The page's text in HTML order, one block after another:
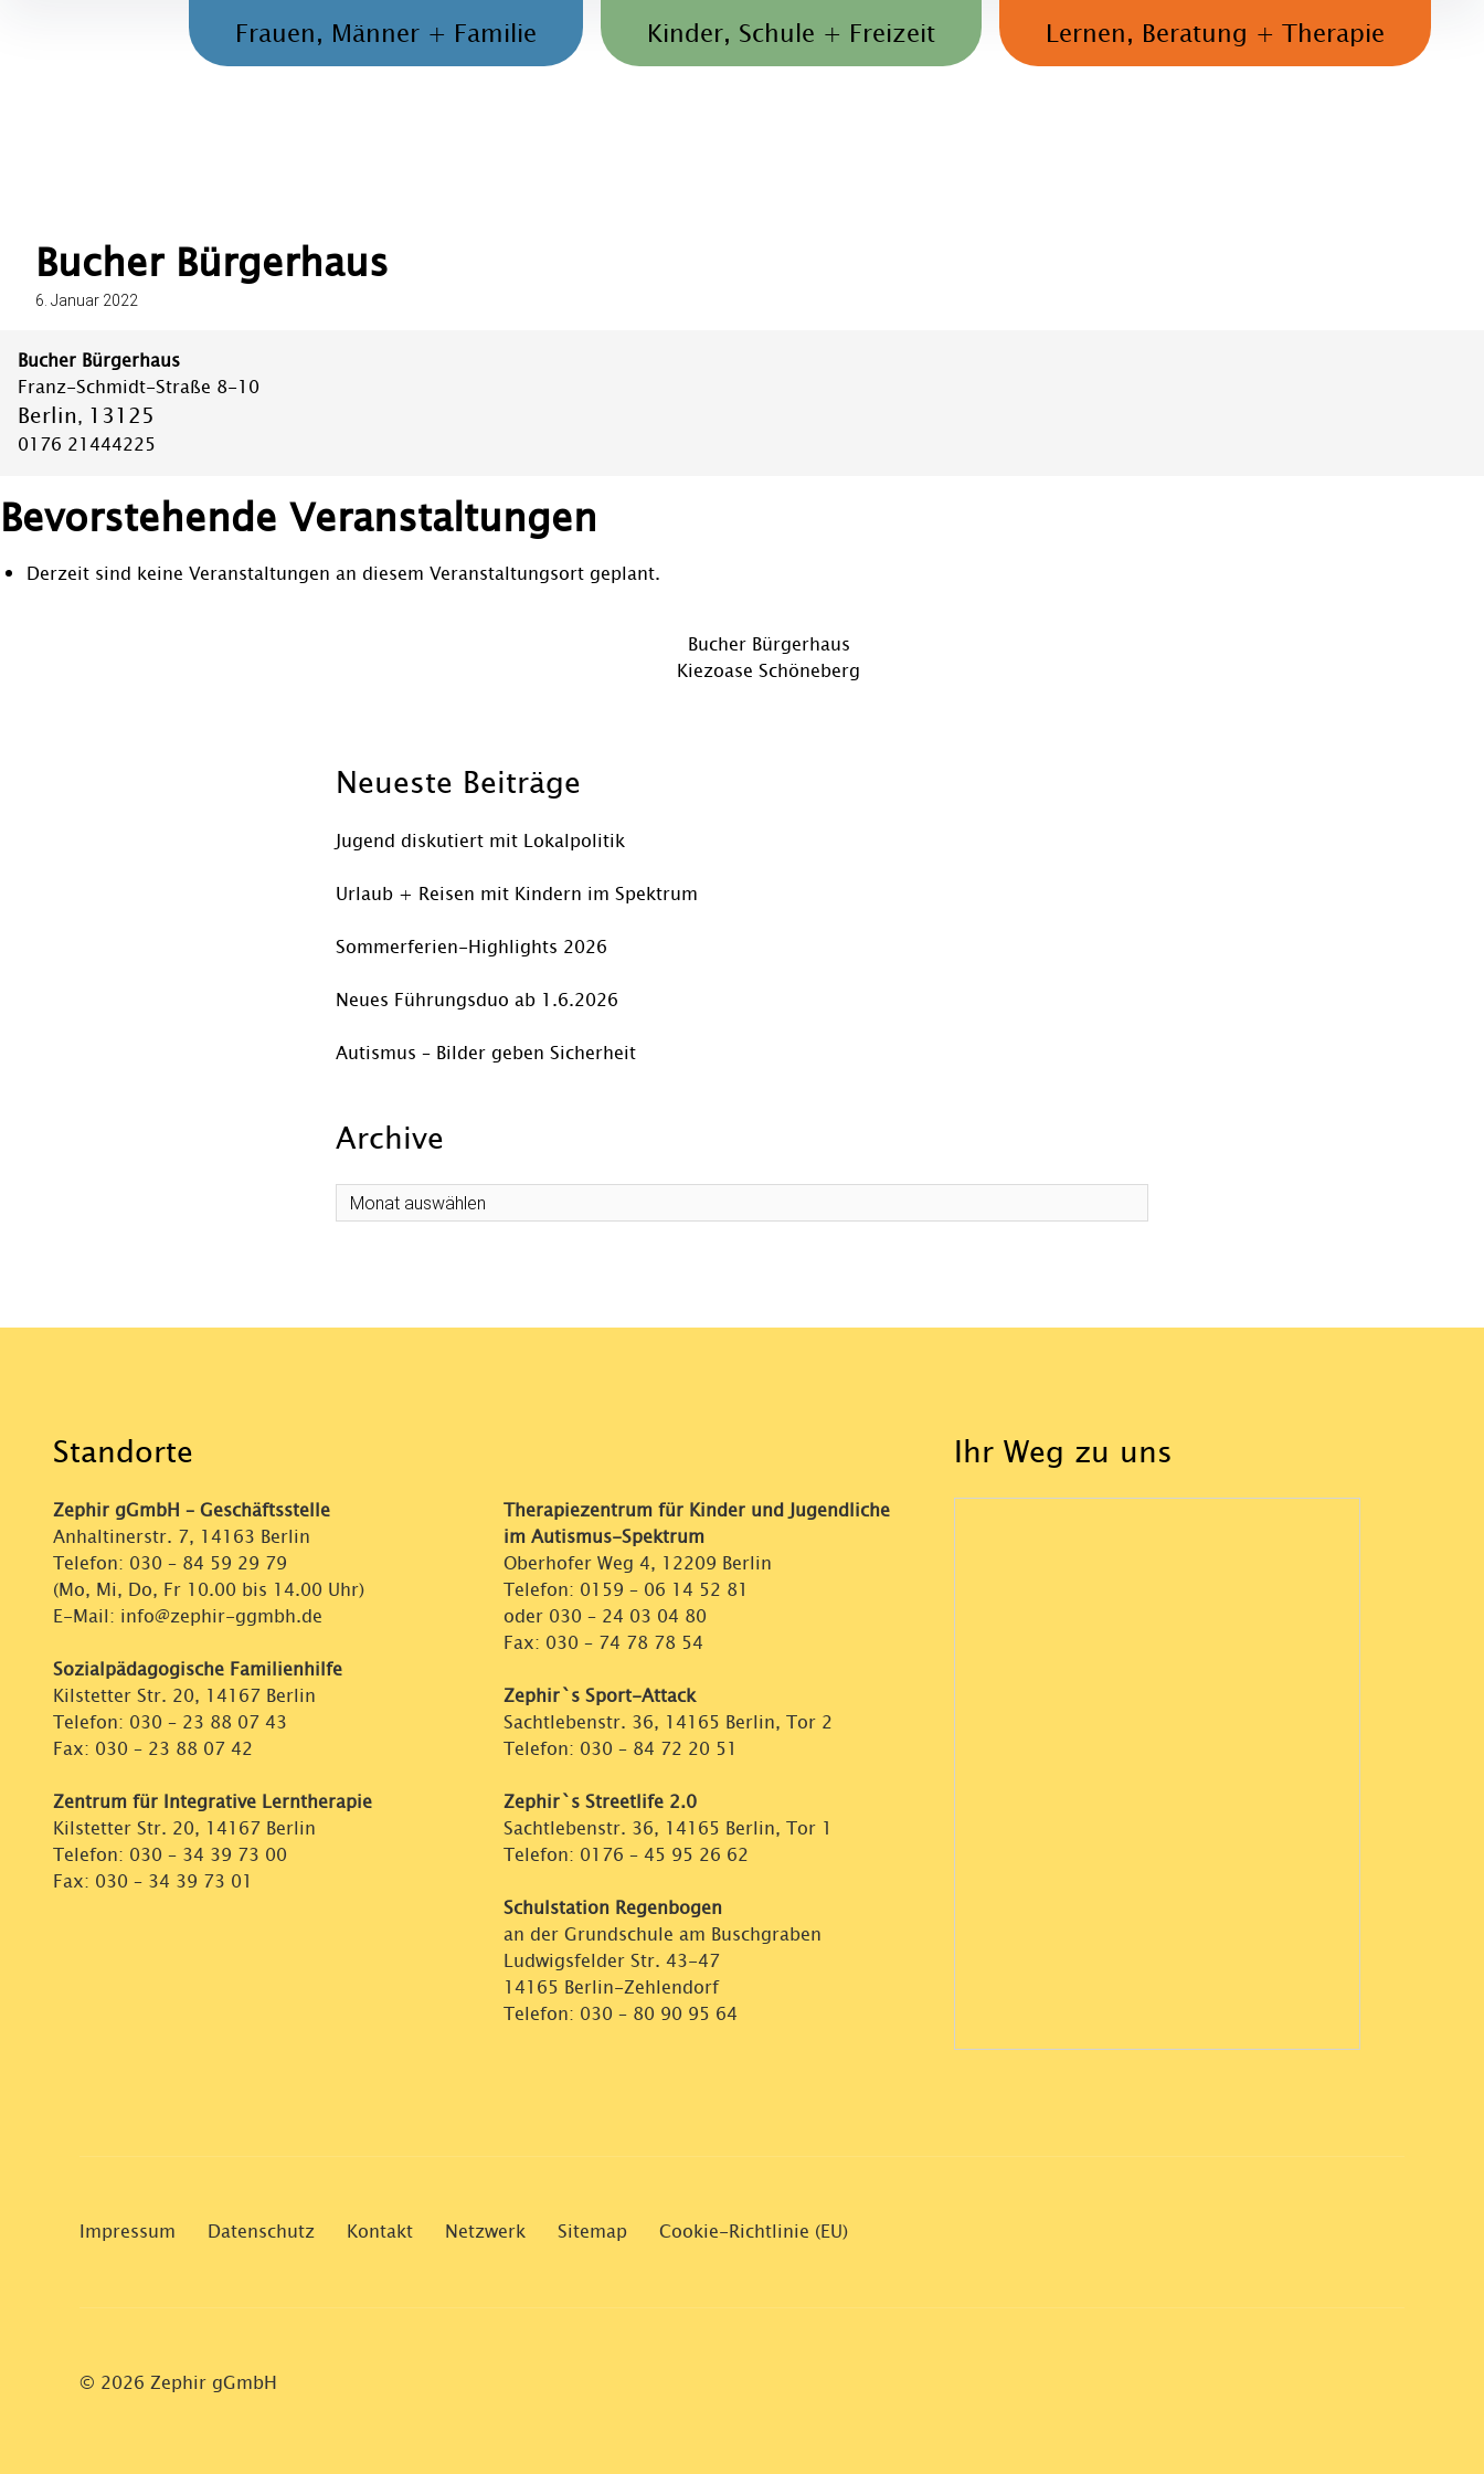
Frauen, Männer + Familie Kinder, Schule + Freizeit Lernen, Beratung + Therapie
Bucher Bürgerhaus
6. Januar 2022
Bucher Bürgerhaus
Franz-Schmidt-Straße 8-10
Berlin, 13125
0176 21444225
Bevorstehende Veranstaltungen
Derzeit sind keine Veranstaltungen an diesem Veranstaltungsort geplant.
Vorheriger
Beitrag
Bucher Bürgerhaus
Nächster
Kiezoase Schöneberg
Neueste Beiträge
Jugend diskutiert mit Lokalpolitik
Urlaub + Reisen mit Kindern im Spektrum
Sommerferien-Highlights 2026
Neues Führungsduo ab 1.6.2026
Autismus – Bilder geben Sicherheit
Archive
Archive
Standorte
Zephir gGmbH – Geschäftsstelle
Anhaltinerstr. 7, 14163 Berlin
Telefon: 030 – 84 59 29 79
(Mo, Mi, Do, Fr 10.00 bis 14.00 Uhr)
E-Mail: info@zephir-ggmbh.de
Sozialpädagogische Familienhilfe
Kilstetter Str. 20, 14167 Berlin
Telefon: 030 – 23 88 07 43
Fax: 030 – 23 88 07 42
Zentrum für Integrative Lerntherapie
Kilstetter Str. 20, 14167 Berlin
Telefon: 030 – 34 39 73 00
Fax: 030 – 34 39 73 01
Therapiezentrum für Kinder und Jugendliche
im Autismus-Spektrum
Oberhofer Weg 4, 12209 Berlin
Telefon: 0159 – 06 14 52 81
oder 030 – 24 03 04 80
Fax: 030 – 74 78 78 54
Zephir`s Sport-Attack
Sachtlebenstr. 36, 14165 Berlin, Tor 2
Telefon: 030 – 84 72 20 51
Zephir`s Streetlife 2.0
Sachtlebenstr. 36, 14165 Berlin, Tor 1
Telefon: 0176 – 45 95 26 62
Schulstation Regenbogen
an der Grundschule am Buschgraben
Ludwigsfelder Str. 43-47
14165 Berlin-Zehlendorf
Telefon: 030 – 80 90 95 64
Ihr Weg zu uns
Impressum Datenschutz Kontakt Netzwerk Sitemap Cookie-Richtlinie (EU)
© 2026 Zephir gGmbH